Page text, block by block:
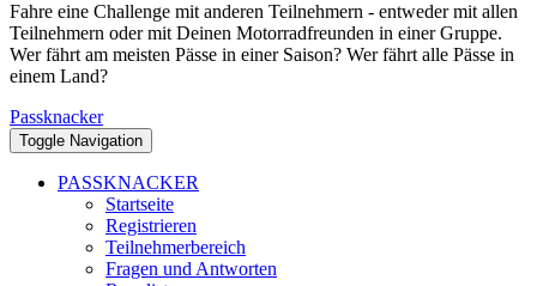
Fahre eine Challenge mit anderen Teilnehmern - entweder mit allen
Teilnehmern oder mit Deinen Motorradfreunden in einer Gruppe.
Wer fährt am meisten Pässe in einer Saison? Wer fährt alle Pässe in
einem Land?
Passknacker
Toggle Navigation
PASSKNACKER
Startseite
Registrieren
Teilnehmerbereich
Fragen und Antworten